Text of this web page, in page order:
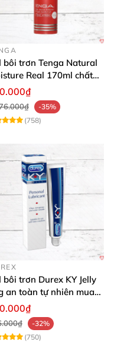
bôi trơn Tenga Natural
Real 170ml chất
cao mềm mượt an
-35%
(758)
bôi trơn Durex KY Jelly
an toàn tự nhiên mua
-32%
(750)